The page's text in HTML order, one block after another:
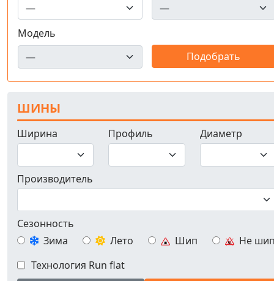
Модель
ШИНЫ
Ширина Профиль Диаметр
Производитель
Сезонность
Зима
Лето Шип
Не
Технология Run flat